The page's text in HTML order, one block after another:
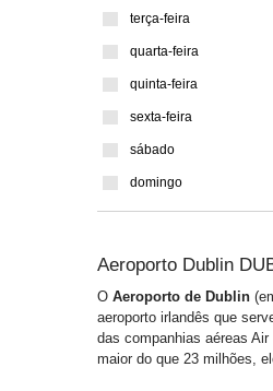
terça-feira
quarta-feira
quinta-feira
sexta-feira
sábado
domingo
Aeroporto Dublin
O Aeroporto de Dublin
aeroporto irlandês que
das companhias aéreas
maior do que 23 milhões,